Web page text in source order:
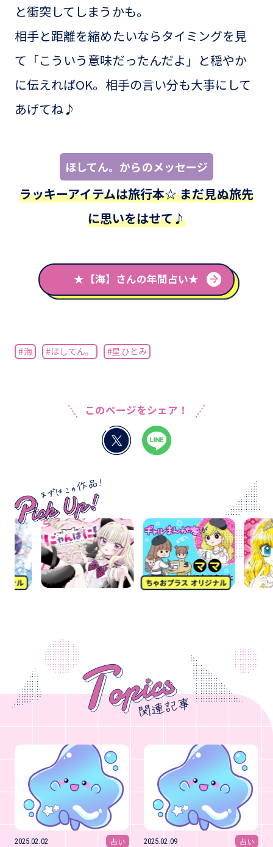
と衝突してしまうかも。
相手と距離を縮めたいならタイミングを見
て「こういう意味だったんだよ」と穏やか
に伝えればOK。相手の言い分も大事にして
あげてね♪
ほしてん。からのメッセージ
ラッキーアイテムは旅行本☆ まだ見ぬ旅先
に思いをはせて♪
★【海】さんの年間占い★
#海 #ほしてん。 #星ひとみ
このページをシェア！
2025.02.02 占い 2025.02.09 占い